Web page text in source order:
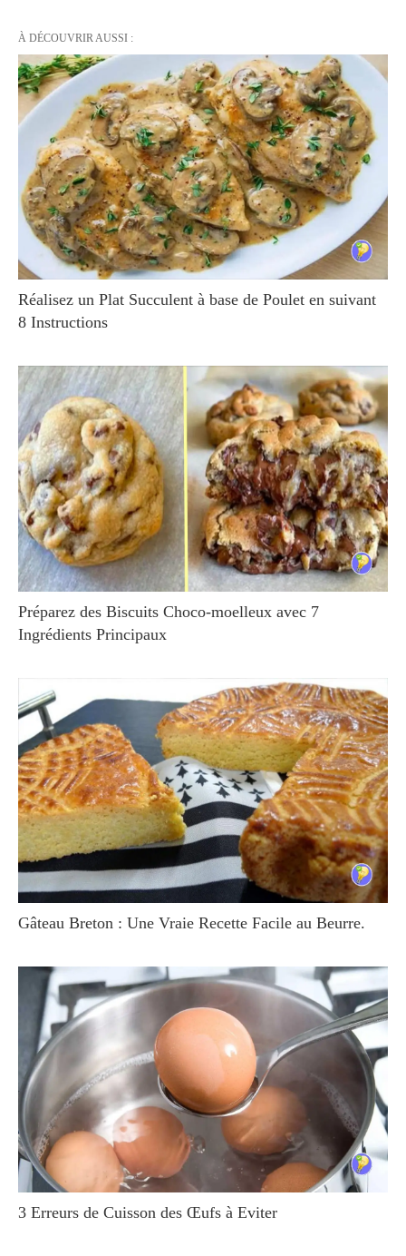
À DÉCOUVRIR AUSSI :
Réalisez un Plat Succulent à base de Poulet en suivant
8 Instructions
Préparez des Biscuits Choco-moelleux avec 7
Ingrédients Principaux
Gâteau Breton : Une Vraie Recette Facile au Beurre.
3 Erreurs de Cuisson des Œufs à Eviter